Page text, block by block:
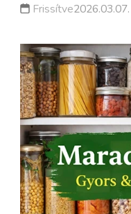
Frissítve2026.03.07.